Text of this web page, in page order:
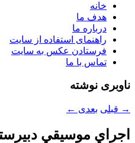
خانه
هدف ما
درباره ما
راهنمای استفاده از سایت
فرستادن عکس به سایت
تماس با ما
ناوبری نوشته
→ قبلی بعدی ←
اجراي موسيقي